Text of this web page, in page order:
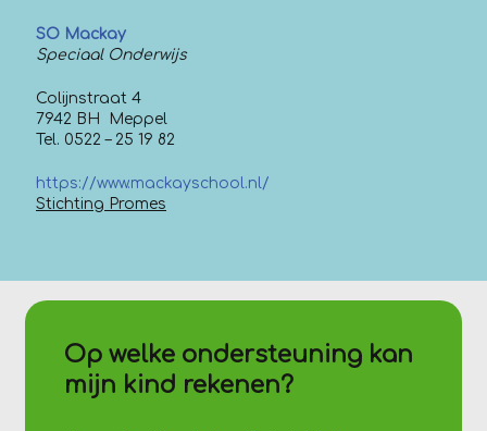
SO Mackay
Speciaal Onderwijs
Colijnstraat 4
7942 BH Meppel
Tel. 0522 – 25 19 82
https://www.mackayschool.nl/
Stichting Promes
Op welke ondersteuning kan
mijn kind rekenen?